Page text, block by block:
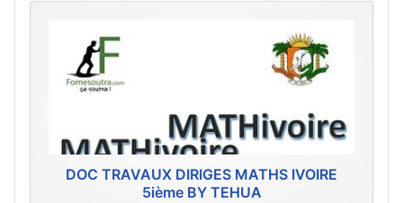
DOC TRAVAUX DIRIGES MATHS IVOIRE
5ième BY TEHUA